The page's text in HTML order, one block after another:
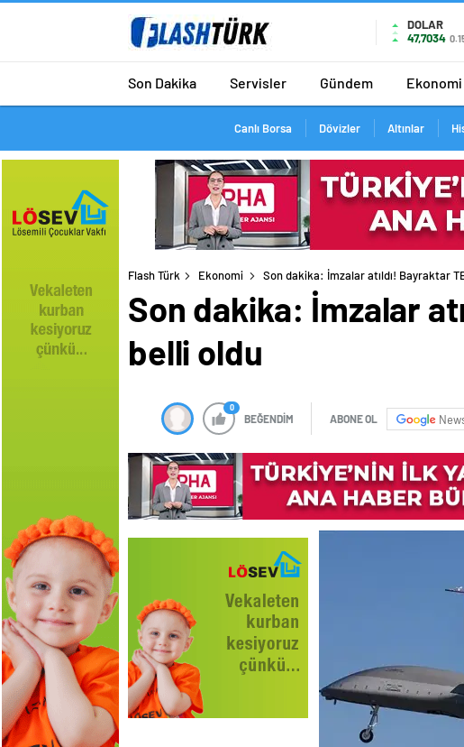
DOLAR
47,7034
Son Dakika Servisler Gündem Ekonomi
Canlı Borsa Dövizler Altınlar
Flash Türk Ekonomi Son dakika: İmzalar atıldı! Bayraktar
Son dakika: İmzalar
belli oldu
0
BEĞENDİM ABONE OL